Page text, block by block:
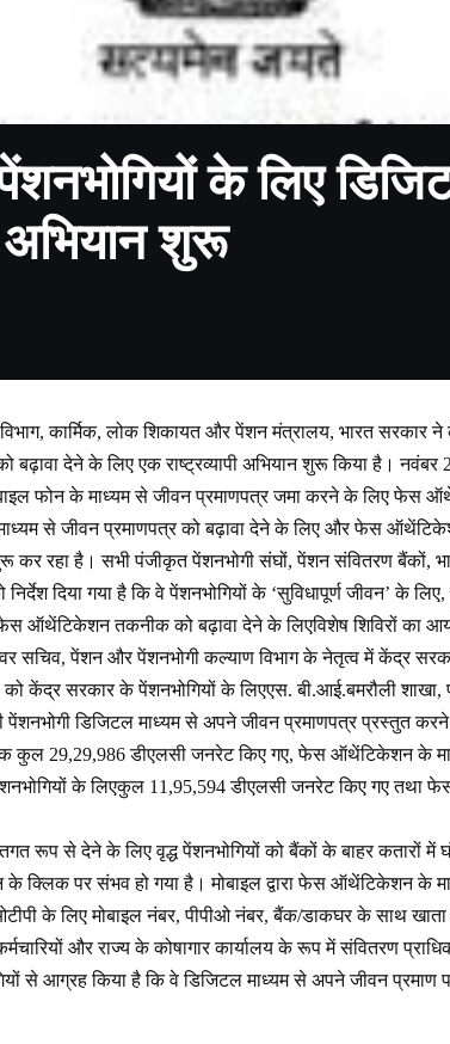
के लिए
अभियान शुरू
कार्मिक, लोक शिकायत और पेंशन मंत्रालय, भारत सरकार
बढ़ावा देने के लिए एक राष्ट्रव्यापी अभियान शुरू किया है। नवंबर
फोन के माध्यम से जीवन प्रमाणपत्र जमा करने के लिए फेस
से जीवन प्रमाणपत्र को बढ़ावा देने के लिए और फेस
शुरू कर रहा है। सभी पंजीकृत पेंशनभोगी संघों, पेंशन संवितरण बैंकों,
दिया गया है कि वे पेंशनभोगियों के ‘सुविधापूर्ण जीवन’ के
ऑथेंटिकेशन तकनीक को बढ़ावा देने के लिएविशेष शिविरों का
सचिव, पेंशन और पेंशनभोगी कल्याण विभाग के नेतृत्व में केंद्र
केंद्र सरकार के पेंशनभोगियों के लिएएस. बी.आई.बमरौली शाखा,
पेंशनभोगी डिजिटल माध्यम से अपने जीवन प्रमाणपत्र प्रस्तुत
कुल 29,29,986 डीएलसी जनरेट किए गए, फेस ऑथेंटिकेशन के
के लिएकुल 11,95,594 डीएलसी जनरेट किए गए
रूप से देने के लिए वृद्ध पेंशनभोगियों को बैंकों के बाहर कतारों
क्लिक पर संभव हो गया है। मोबाइल द्वारा फेस ऑथेंटिकेशन के
के लिए मोबाइल नंबर, पीपीओ नंबर, बैंक/डाकघर के साथ
और राज्य के कोषागार कार्यालय के रूप में संवितरण
से आग्रह किया है कि वे डिजिटल माध्यम से अपने जीवन प्रमाण